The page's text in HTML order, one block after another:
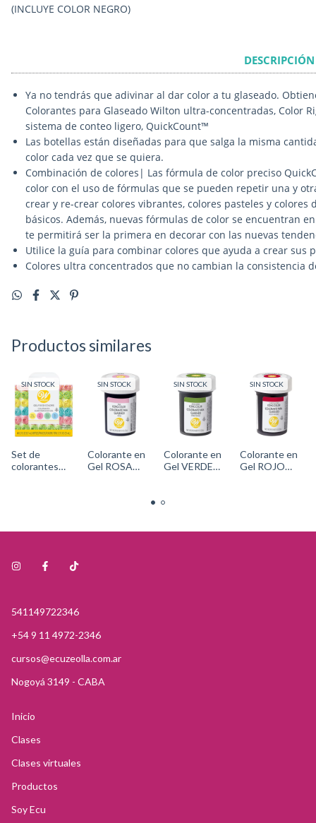
(INCLUYE COLOR NEGRO)
DESCRIPCIÓN
Ya no tendrás que adivinar al dar color a tu glaseado.
Colorantes para Glaseado Wilton ultra-concentradas, Color
sistema de conteo ligero, QuickCount™
Las botellas están diseñadas para que salga la misma
color cada vez que se quiera.
Combinación de colores| Las fórmula de color preciso
color con el uso de fórmulas que se pueden repetir una y
crear y re-crear colores vibrantes, colores pasteles y
básicos. Además, nuevas fórmulas de color se encuentran
te permitirá ser la primera en decorar con las nuevas
Utilice la guía para combinar colores que ayuda a crear sus
Colores ultra concentrados que no cambian la consistencia
Productos similares
SIN STOCK
Set de
colorantes
SIN STOCK
Colorante en
Gel ROSA
SIN STOCK
Colorante en
Gel VERDE
332Wilton
SIN STOCK
Colorante en
Gel ROJO
541149722346
+54 9 11 4972-2346
cursos@ecuzeolla.com.ar
Nogoyá 3149 - CABA
Inicio
Clases
Clases virtuales
Productos
Soy Ecu